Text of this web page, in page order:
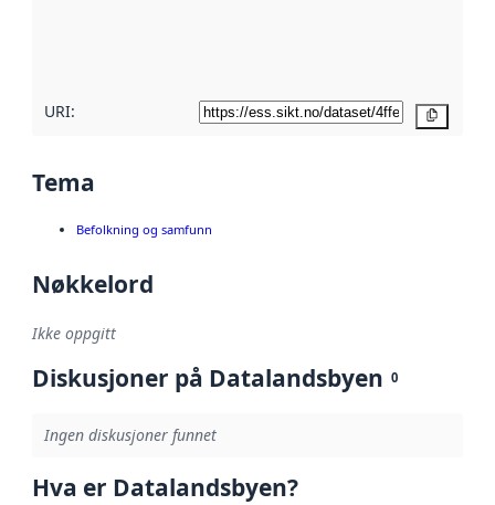
URI:
Tema
Befolkning og samfunn
Nøkkelord
Ikke oppgitt
Diskusjoner på Datalandsbyen 0
Ingen diskusjoner funnet
Hva er Datalandsbyen?